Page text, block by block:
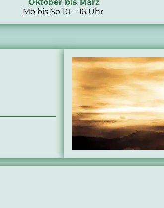
Oktober bis März
Mo bis So 10 – 16 Uhr